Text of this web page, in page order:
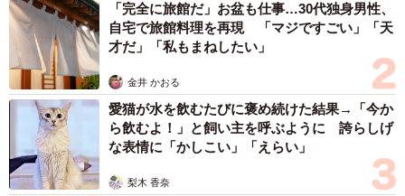
「完全に旅館だ」お盆も仕事…30代独身男性、
自宅で旅館料理を再現 「マジですごい」「天
才だ」「私もまねしたい」
金井 かおる
愛猫が水を飲むたびに褒め続けた結果→「今か
ら飲むよ！」と飼い主を呼ぶように 誇らしげ
な表情に「かしこい」「えらい」
梨木 香奈